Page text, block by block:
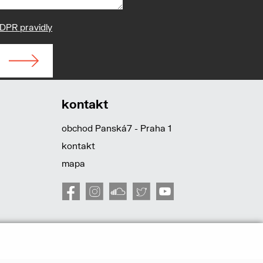
pravidly
kontakt
obchod Panská7 - Praha 1
kontakt
mapa